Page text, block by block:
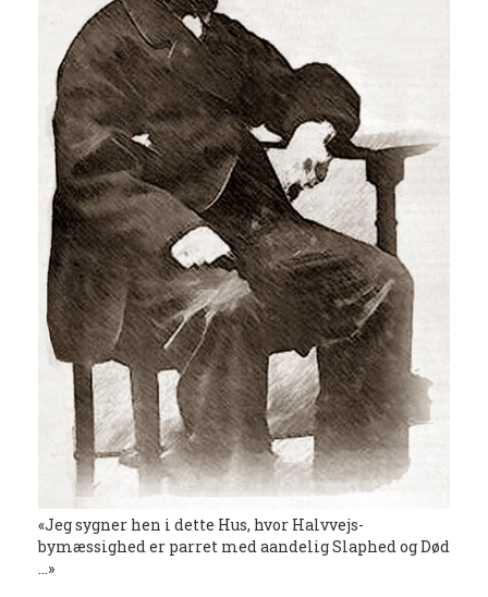
«Jeg sygner hen i dette Hus, hvor Halvvejs-
bymæssighed er parret med aandelig Slaphed og Død
...»